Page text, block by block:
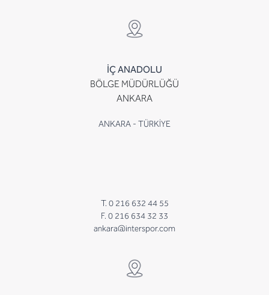
İÇ ANADOLU
BÖLGE MÜDÜRLÜĞÜ
ANKARA
ANKARA - TÜRKİYE
T. 0 216 632 44 55
F. 0 216 634 32 33
ankara@interspor.com